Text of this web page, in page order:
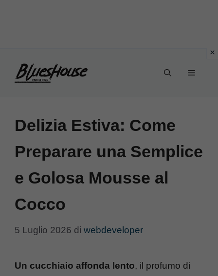
Menu
Delizia Estiva: Come
Preparare una Semplice
e Golosa Mousse al
Cocco
5 Luglio 2026 di webdeveloper
Un cucchiaio affonda lento, il profumo di